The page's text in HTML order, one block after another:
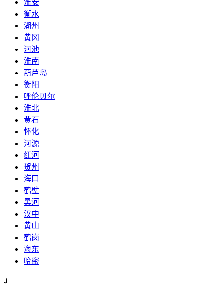
衡水
湖州
黄冈
河池
淮南
葫芦岛
衡阳
呼伦贝尔
淮北
黄石
怀化
河源
红河
贺州
海口
鹤壁
黑河
汉中
黄山
鹤岗
海东
哈密
J